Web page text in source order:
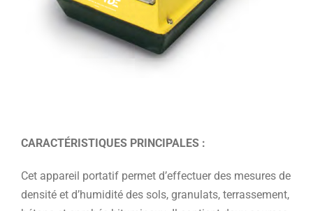
CARACTÉRISTIQUES PRINCIPALES :
Cet appareil portatif permet d’effectuer des mesures de
densité et d’humidité des sols, granulats, terrassement,